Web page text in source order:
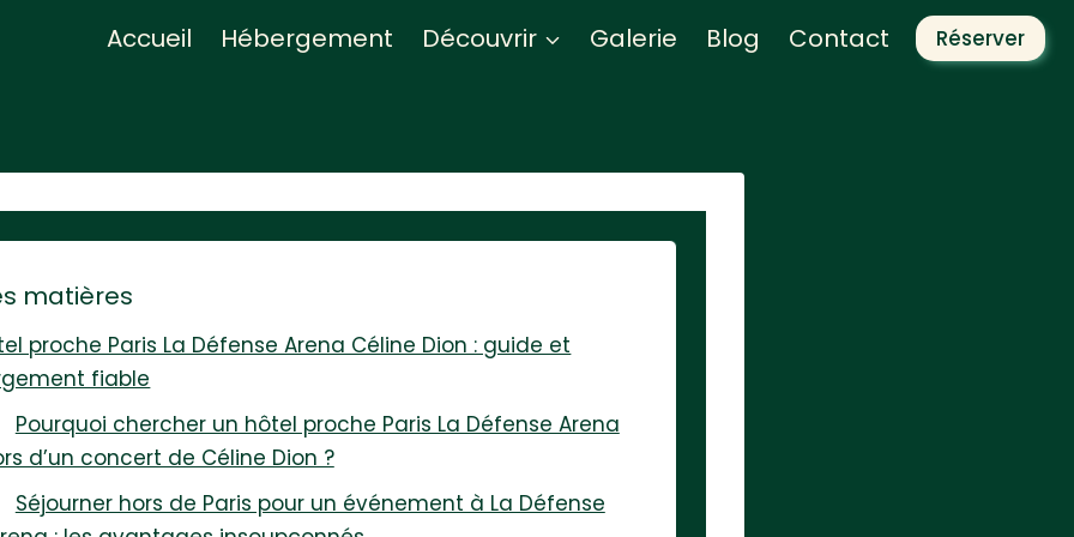
Accueil Hébergement Découvrir Galerie Blog Contact Réserver
matières
proche Paris La Défense Arena Céline Dion : guide et
fiable
Pourquoi chercher un hôtel proche Paris La Défense Arena
d’un concert de Céline Dion ?
Séjourner hors de Paris pour un événement à La Défense